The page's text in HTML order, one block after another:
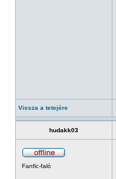
Vissza a tetejére
hudakk03
Fanfic-faló